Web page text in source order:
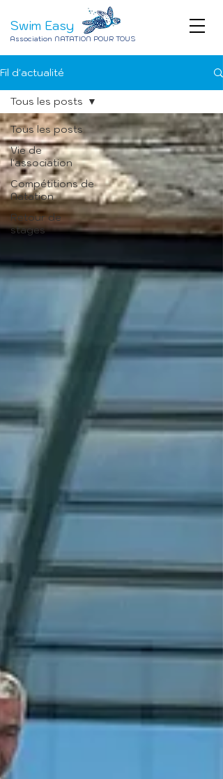
Swim Easy
Association NATATION POUR TOUS
Fil d'actualité
Tous les posts
Vie de
l'association
Compétitions de
Natation
Retour de
stages
Tous les posts